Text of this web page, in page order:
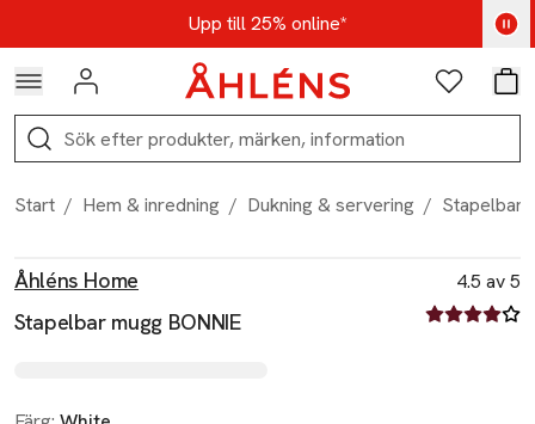
Hoppa till navigationsmenynUpp till 25% online*
Kod: AUG25 - Shoppa nu
Logga in Favoriter
Sök
Start / Hem & inredning / Dukning & servering / Stapelbar
Åhléns Home
Stapelbar mugg BONNIE
4.5 av 5
4.5 av fem